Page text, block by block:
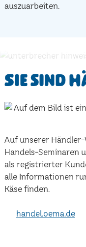
auszuarbeiten.
Sie sind
Auf unserer Händler-
Handels-Seminaren
als registrierter
alle Informationen
Käse finden.
handel.oema.de